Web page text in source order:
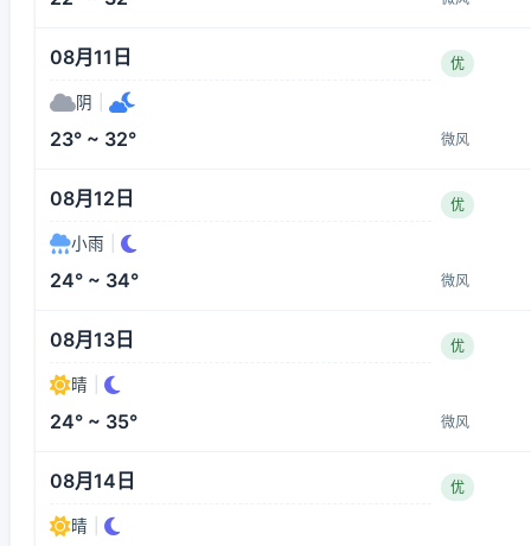
08月11日 优
阴
23° ~ 32° 微风
08月12日 优
小雨
24° ~ 34° 微风
08月13日 优
晴
24° ~ 35° 微风
08月14日 优
晴